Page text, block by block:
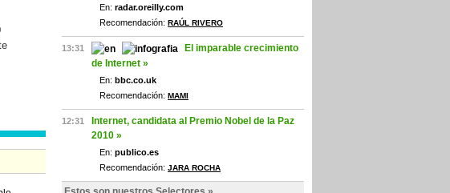
En: radar.oreilly.com
Recomendación: RAÚL RIVERO
13:31
El imparable crecimiento
de Internet »
En: bbc.co.uk
Recomendación: MAMI
12:31
Internet, candidata al Premio Nobel de la Paz
2010 »
En: publico.es
Recomendación: JARA ROCHA